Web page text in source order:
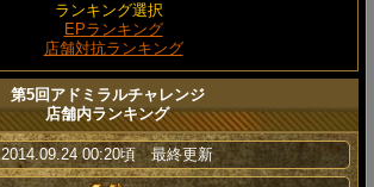
ランキング選択
EPランキング
店舗対抗ランキング
第5回アドミラルチャレンジ
店舗内ランキング
2014.09.24 00:20頃 最終更新